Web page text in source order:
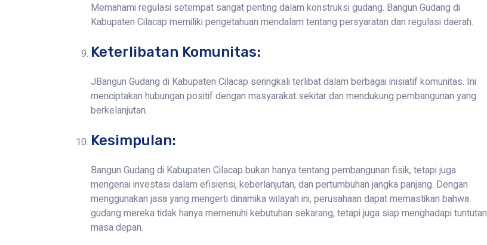
Memahami regulasi setempat sangat penting dalam konstruksi gudang. Bangun Gudang di
Kabupaten Cilacap memiliki pengetahuan mendalam tentang persyaratan dan regulasi daerah.
Keterlibatan Komunitas:
JBangun Gudang di Kabupaten Cilacap seringkali terlibat dalam berbagai inisiatif komunitas. Ini
menciptakan hubungan positif dengan masyarakat sekitar dan mendukung pembangunan yang
berkelanjutan.
Kesimpulan:
Bangun Gudang di Kabupaten Cilacap bukan hanya tentang pembangunan fisik, tetapi juga
mengenai investasi dalam efisiensi, keberlanjutan, dan pertumbuhan jangka panjang. Dengan
menggunakan jasa yang mengerti dinamika wilayah ini, perusahaan dapat memastikan bahwa
gudang mereka tidak hanya memenuhi kebutuhan sekarang, tetapi juga siap menghadapi tuntutan
masa depan.